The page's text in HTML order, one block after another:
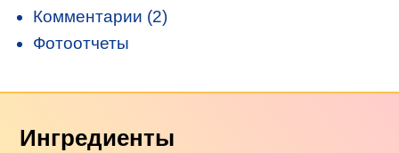
Комментарии (2)
Фотоотчеты
Ингредиенты